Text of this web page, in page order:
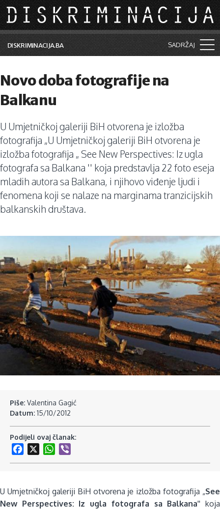
Skip to main content
DISKRIMINACIJA.BA SADRŽAJ
Vijesti i događaji
Aktuelne teme
Kolumne
Lične priče
Saradnja sa medijima
Novo doba fotografije na
Balkanu
U Umjetničkoj galeriji BiH otvorena je izložba
fotografija „U Umjetničkoj galeriji BiH otvorena je
izložba fotografija „ See New Perspectives: Iz ugla
fotografa sa Balkana '' koja predstavlja 22 foto eseja
mladih autora sa Balkana, i njihovo viđenje ljudi i
fenomena koji se nalaze na marginama tranzicijskih
balkanskih društava.
Piše: Valentina Gagić
Datum: 15/10/2012
Podijeli ovaj članak:
Facebook
WhatsApp
U Umjetničkoj galeriji BiH otvorena je izložba fotografija „See
New Perspectives: Iz ugla fotografa sa Balkana'' koja